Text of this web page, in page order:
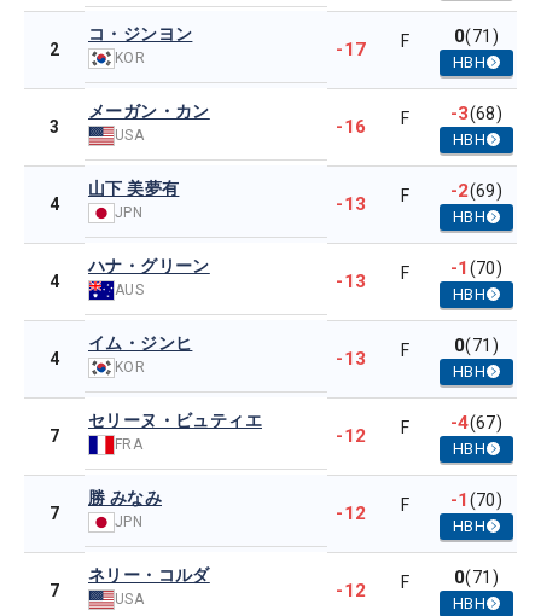
2
コ・ジンヨン
KOR -17 F 0(71)
HBH
3
メーガン・カン
USA -16 F -3(68)
HBH
4
山下 美夢有
JPN -13 F -2(69)
HBH
4
ハナ・グリーン
AUS -13 F -1(70)
HBH
4
イム・ジンヒ
KOR -13 F 0(71)
HBH
7
セリーヌ・ビュティエ
FRA -12 F -4(67)
HBH
7
勝 みなみ
JPN -12 F -1(70)
HBH
7
ネリー・コルダ
USA -12 F 0(71)
HBH